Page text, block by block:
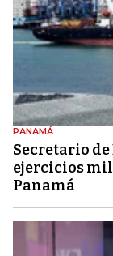
PANAMÁ
Secretario de
ejercicios
Panamá